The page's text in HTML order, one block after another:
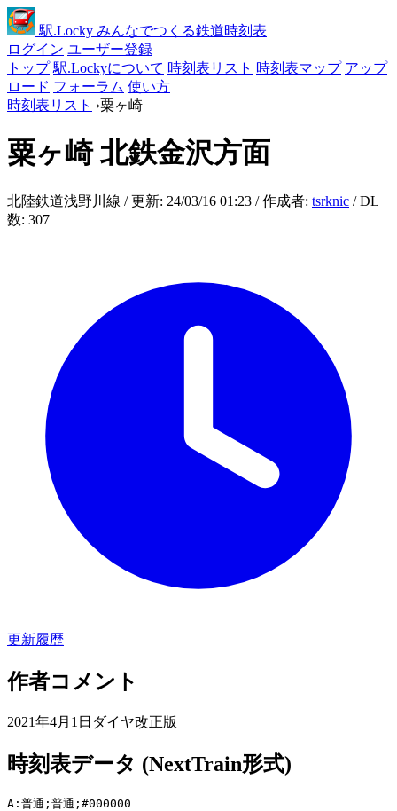
駅.Locky みんなでつくる鉄道時刻表
ログイン ユーザー登録
トップ 駅.Lockyについて 時刻表リスト 時刻表マップ アップ
ロード フォーラム 使い方
時刻表リスト ›粟ヶ崎
粟ヶ崎北鉄金沢方面
北陸鉄道浅野川線 / 更新: 24/03/16 01:23 / 作成者: tsrknic / DL
数: 307
更新履歴
作者コメント
2021年4月1日ダイヤ改正版
時刻表データ (NextTrain形式)
A:普通;普通;#000000